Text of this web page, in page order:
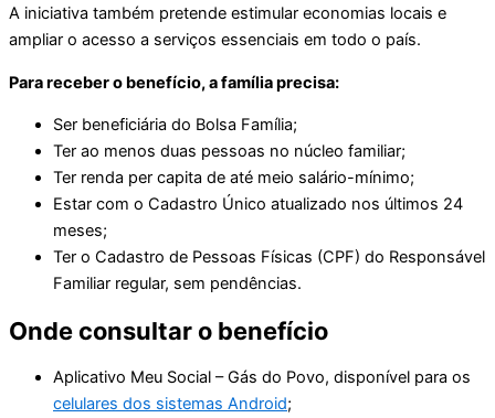
A iniciativa também pretende estimular economias locais e
ampliar o acesso a serviços essenciais em todo o país.
Para receber o benefício, a família precisa:
Ser beneficiária do Bolsa Família;
Ter ao menos duas pessoas no núcleo familiar;
Ter renda per capita de até meio salário-mínimo;
Estar com o Cadastro Único atualizado nos últimos 24
meses;
Ter o Cadastro de Pessoas Físicas (CPF) do Responsável
Familiar regular, sem pendências.
Onde consultar o benefício
Aplicativo Meu Social – Gás do Povo, disponível para os
celulares dos sistemas Android;